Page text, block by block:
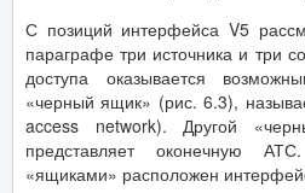
С позиций интерфейса V5
параграфе три источника и три
доступа оказывается
«черный ящик» (рис. 6.3),
access network). Другой
представляет оконечную
«ящиками» расположен